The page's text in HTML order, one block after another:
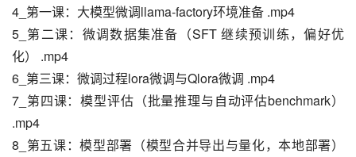
4_第一课：大模型微调llama-factory环境准备 .mp4
5_第二课：微调数据集准备（SFT 继续预训练，偏好优
化） .mp4
6_第三课：微调过程lora微调与Qlora微调 .mp4
7_第四课：模型评估（批量推理与自动评估benchmark）
.mp4
8_第五课：模型部署（模型合并导出与量化，本地部署）